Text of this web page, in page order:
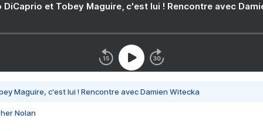
DiCaprio et Tobey Maguire, c'est lui ! Rencontre avec
Maguire, c'est lui ! Rencontre avec Damien Witecka
Nolan